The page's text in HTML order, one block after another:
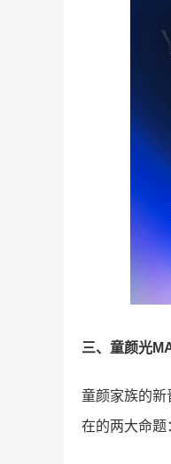
三、童颜光
童颜家族的
在的两大命题